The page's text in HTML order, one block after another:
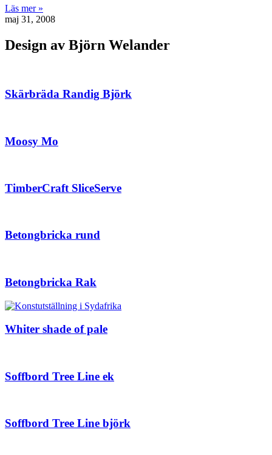
Läs mer »
maj 31, 2008
Design av Björn Welander
Skärbräda Randig Björk
Moosy Mo
TimberCraft SliceServe
Betongbricka rund
Betongbricka Rak
Whiter shade of pale
Soffbord Tree Line ek
Soffbord Tree Line björk